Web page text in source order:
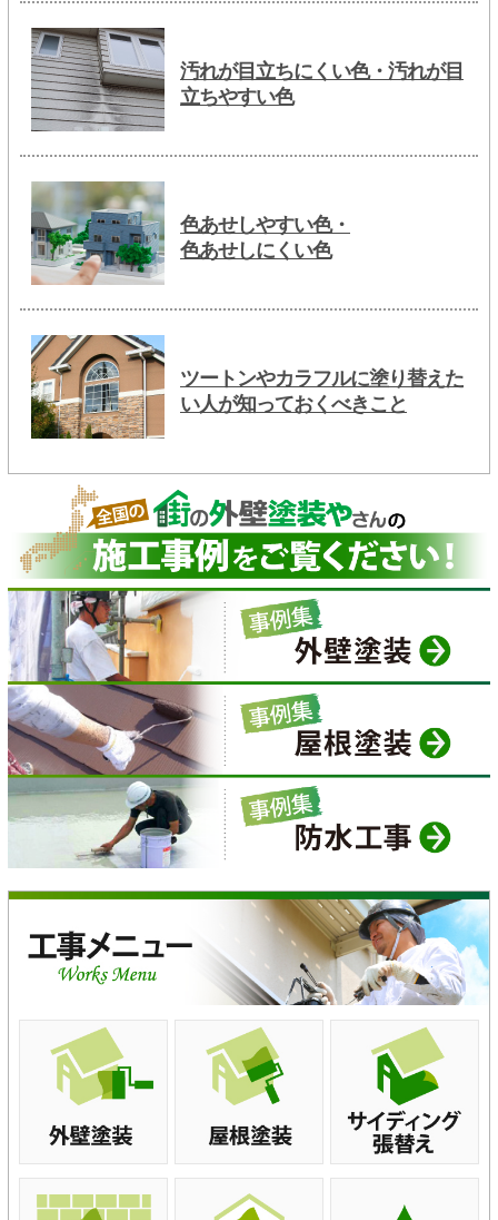
汚れが目立ちにくい色・汚れが目
立ちやすい色
色あせしやすい色・
色あせしにくい色
ツートンやカラフルに塗り替えた
い人が知っておくべきこと